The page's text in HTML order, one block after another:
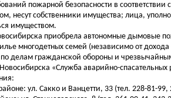
пожарной безопасности в
несут собственники имущества; лица,
имуществом.
приобрела автономные дымовые
многодетных семей (независимо от
делам гражданской обороны и
«Служба аварийно-спасательных
ул. Сакко и Ванцетти, 33 (тел. 228-81-99,